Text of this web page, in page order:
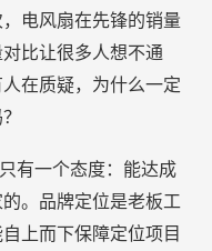
电风扇在先锋的销量
比让很多人想不通
在质疑，为什么一定
有一个态度：能达成
。品牌定位是老板工
上而下保障定位项目